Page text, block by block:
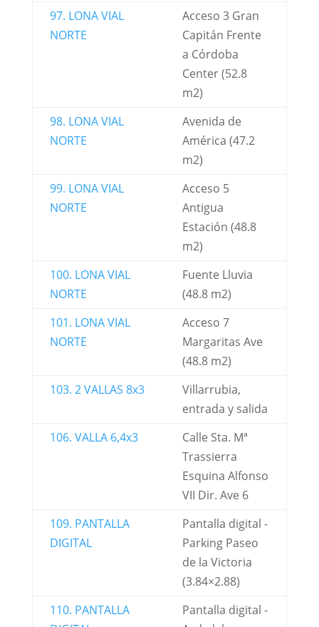
97. LONA VIAL
NORTE
Acceso 3 Gran
Capitán Frente
a Córdoba
Center (52.8
m2)
98. LONA VIAL
NORTE
Avenida de
América (47.2
m2)
99. LONA VIAL
NORTE
Acceso 5
Antigua
Estación (48.8
m2)
100. LONA VIAL
NORTE
Fuente Lluvia
(48.8 m2)
101. LONA VIAL
NORTE
Acceso 7
Margaritas Ave
(48.8 m2)
103. 2 VALLAS 8x3
Villarrubia,
entrada y salida
106. VALLA 6,4x3
Calle Sta. Mª
Trassierra
Esquina Alfonso
VII Dir. Ave 6
109. PANTALLA
DIGITAL
Pantalla digital -
Parking Paseo
de la Victoria
(3.84×2.88)
110. PANTALLA
Pantalla digital -